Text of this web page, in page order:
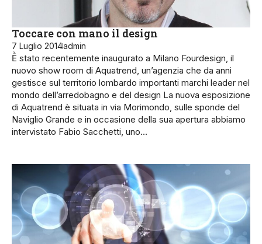
Toccare con mano il design
7 Luglio 2014admin
Ḕ stato recentemente inaugurato a Milano Fourdesign, il
nuovo show room di Aquatrend, un’agenzia che da anni
gestisce sul territorio lombardo importanti marchi leader nel
mondo dell’arredobagno e del design La nuova esposizione
di Aquatrend è situata in via Morimondo, sulle sponde del
Naviglio Grande e in occasione della sua apertura abbiamo
intervistato Fabio Sacchetti, uno…